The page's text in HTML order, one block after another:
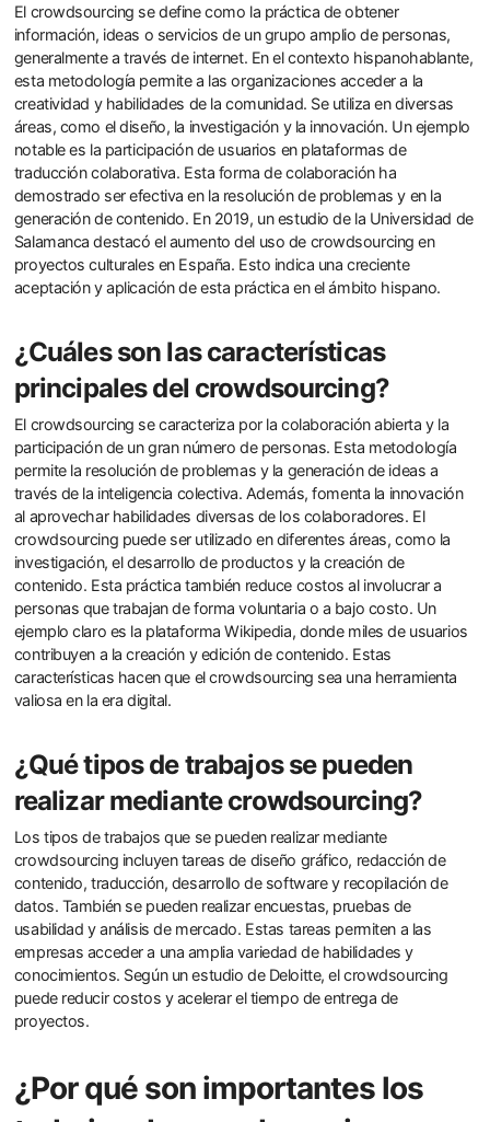
El crowdsourcing se define como la práctica de obtener
información, ideas o servicios de un grupo amplio de personas,
generalmente a través de internet. En el contexto hispanohablante,
esta metodología permite a las organizaciones acceder a la
creatividad y habilidades de la comunidad. Se utiliza en diversas
áreas, como el diseño, la investigación y la innovación. Un ejemplo
notable es la participación de usuarios en plataformas de
traducción colaborativa. Esta forma de colaboración ha
demostrado ser efectiva en la resolución de problemas y en la
generación de contenido. En 2019, un estudio de la Universidad de
Salamanca destacó el aumento del uso de crowdsourcing en
proyectos culturales en España. Esto indica una creciente
aceptación y aplicación de esta práctica en el ámbito hispano.
¿Cuáles son las características
principales del crowdsourcing?
El crowdsourcing se caracteriza por la colaboración abierta y la
participación de un gran número de personas. Esta metodología
permite la resolución de problemas y la generación de ideas a
través de la inteligencia colectiva. Además, fomenta la innovación
al aprovechar habilidades diversas de los colaboradores. El
crowdsourcing puede ser utilizado en diferentes áreas, como la
investigación, el desarrollo de productos y la creación de
contenido. Esta práctica también reduce costos al involucrar a
personas que trabajan de forma voluntaria o a bajo costo. Un
ejemplo claro es la plataforma Wikipedia, donde miles de usuarios
contribuyen a la creación y edición de contenido. Estas
características hacen que el crowdsourcing sea una herramienta
valiosa en la era digital.
¿Qué tipos de trabajos se pueden
realizar mediante crowdsourcing?
Los tipos de trabajos que se pueden realizar mediante
crowdsourcing incluyen tareas de diseño gráfico, redacción de
contenido, traducción, desarrollo de software y recopilación de
datos. También se pueden realizar encuestas, pruebas de
usabilidad y análisis de mercado. Estas tareas permiten a las
empresas acceder a una amplia variedad de habilidades y
conocimientos. Según un estudio de Deloitte, el crowdsourcing
puede reducir costos y acelerar el tiempo de entrega de
proyectos.
¿Por qué son importantes los